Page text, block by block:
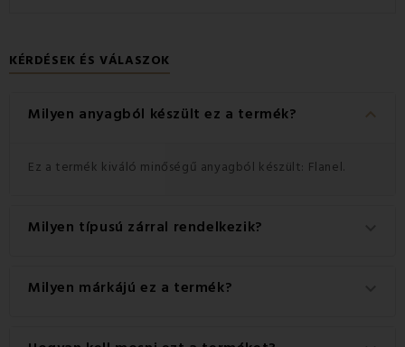
KÉRDÉSEK ÉS VÁLASZOK
Milyen anyagból készült ez a termék? keyboard_arrow_down
Ez a termék kiváló minőségű anyagból készült: Flanel.
Milyen típusú zárral rendelkezik?
Ez a termék praktikus Cipzár zárral rendelkezik.
Milyen márkájú ez a termék?
Ez a(z) EMI márka eredeti terméke.